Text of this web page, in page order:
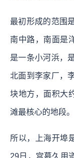
最初形成的范围
南中路，南面是
是一条小河浜，
北面到李家厂，
块地方，面积大
滩最核心的地段。
所以，上海开埠
29日，宫慕久用